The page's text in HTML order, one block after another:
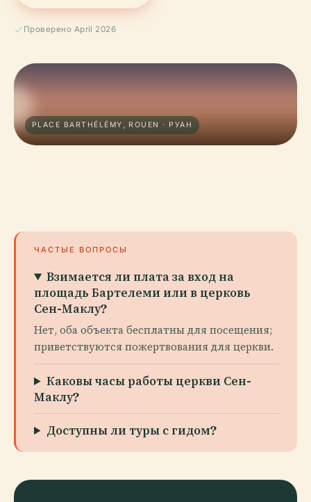
Проверено April 2026
PLACE BARTHÉLÉMY, ROUEN · РУАН
ЧАСТЫЕ ВОПРОСЫ
Взимается ли плата за вход на
площадь Бартелеми или в церковь
Сен-Маклу?
Нет, оба объекта бесплатны для посещения;
приветствуются пожертвования для церкви.
Каковы часы работы церкви Сен-
Маклу?
Доступны ли туры с гидом?